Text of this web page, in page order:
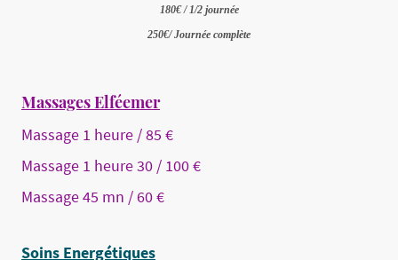
180€ / 1/2 journée
250€/ Journée complète
Massages Elféemer
Massage 1 heure / 85 €
Massage 1 heure 30 / 100 €
Massage 45 mn / 60 €
Soins Energétiques